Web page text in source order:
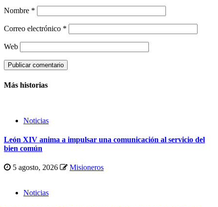
Nombre *
Correo electrónico *
Web
Más historias
Noticias
León XIV anima a impulsar una comunicación al servicio del
bien común
5 agosto, 2026 Misioneros
Noticias